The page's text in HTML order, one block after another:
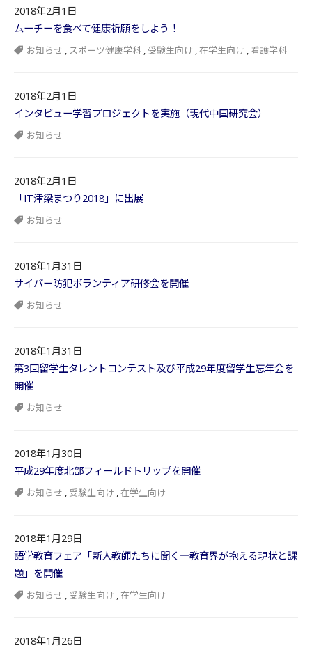
2018年2月1日
ムーチーを食べて健康祈願をしよう！
お知らせ , スポーツ健康学科 , 受験生向け ,在学生向け ,看護学科
2018年2月1日
インタビュー学習プロジェクトを実施（現代中国研究会）
お知らせ
2018年2月1日
「IT津梁まつり2018」に出展
お知らせ
2018年1月31日
サイバー防犯ボランティア研修会を開催
お知らせ
2018年1月31日
第3回留学生タレントコンテスト及び平成29年度留学生忘年会を
開催
お知らせ
2018年1月30日
平成29年度北部フィールドトリップを開催
お知らせ , 受験生向け ,在学生向け
2018年1月29日
語学教育フェア「新人教師たちに聞く―教育界が抱える現状と課
題」を開催
お知らせ , 受験生向け ,在学生向け
2018年1月26日